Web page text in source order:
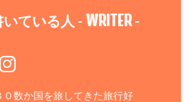
ている人 - WRITER-
０数か国を旅してきた旅行好